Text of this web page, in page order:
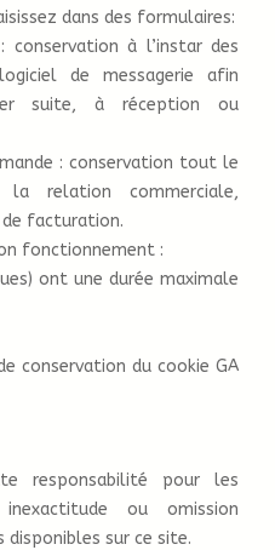
dans des formulaires:
à l’instar des
de messagerie afin
suite, à réception ou
: conservation tout le
relation commerciale,
de facturation.
fonctionnement :
ont une durée maximale
conservation du cookie GA
responsabilité pour les
ou omission
sur ce site.